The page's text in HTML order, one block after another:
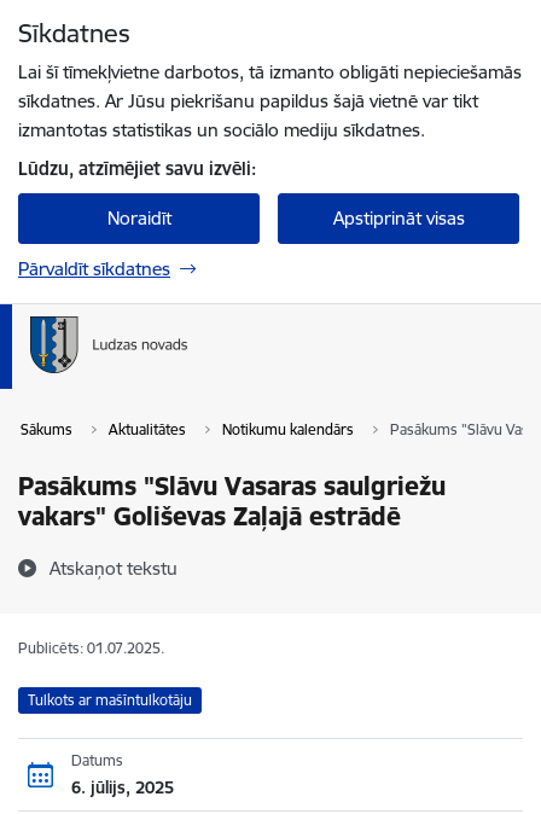
Sīkdatnes
Lai šī tīmekļvietne darbotos, tā izmanto obligāti nepieciešamās
sīkdatnes. Ar Jūsu piekrišanu papildus šajā vietnē var tikt
izmantotas statistikas un sociālo mediju sīkdatnes.
Lūdzu, atzīmējiet savu izvēli:
Noraidīt Apstiprināt visas
Pārvaldīt sīkdatnes
Sākums Aktualitātes Notikumu kalendārs Pasākums "Slāvu
Pasākums "Slāvu Vasaras saulgriežu
vakars" Goliševas Zaļajā estrādē
Atskaņot tekstu
Publicēts: 01.07.2025.
Tulkots ar mašīntulkotāju
Datums
6. jūlijs, 2025